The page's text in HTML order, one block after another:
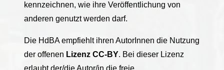
kennzeichnen, wie ihre Veröffentlichung von
anderen genutzt werden darf.
Die HdBA empfiehlt ihren AutorInnen die Nutzung
der offenen Lizenz CC-BY. Bei dieser Lizenz
erlaubt der/die Autor/in die freie